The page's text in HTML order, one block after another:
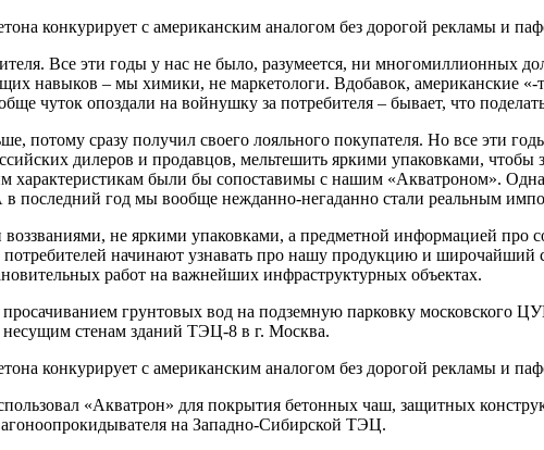
Все эти годы у нас не было, разумеется, ни многомиллионных
навыков – мы химики, не маркетологи. Вдобавок, американские
чуток опоздали на войнушку за потребителя – бывает, что
потому сразу получил своего лояльного покупателя. Но все эти
дилеров и продавцов, мельтешить яркими упаковками, чтобы
характеристикам были бы сопоставимы с нашим «Акватроном».
последний год мы вообще нежданно-негаданно стали реальным
не яркими упаковками, а предметной информацией про
начинают узнавать про нашу продукцию и широчайший
работ на важнейших инфраструктурных объектах.
грунтовых вод на подземную парковку московского
несущим стенам зданий ТЭЦ-8 в г. Москва.
«Акватрон» для покрытия бетонных чаш, защитных
на Западно-Сибирской ТЭЦ.